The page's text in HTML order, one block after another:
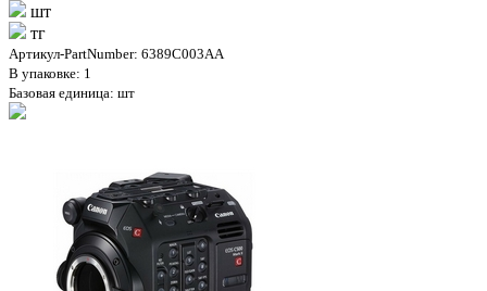
шт
тг
Артикул-PartNumber: 6389C003AA
В упаковке: 1
Базовая единица: шт